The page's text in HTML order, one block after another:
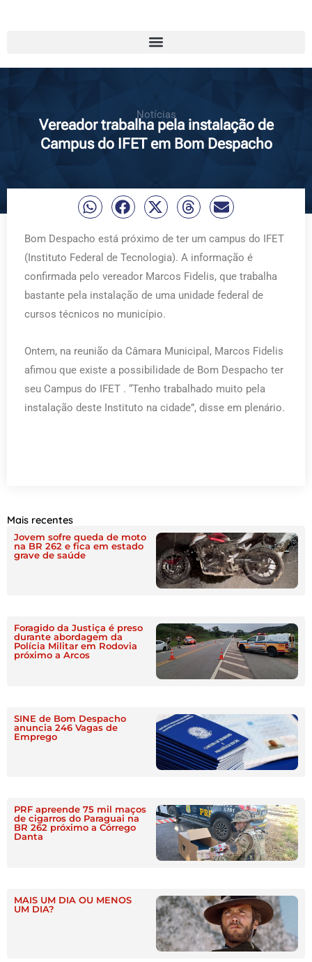
Notícias
Vereador trabalha pela instalação de
Campus do IFET em Bom Despacho
Bom Despacho está próximo de ter um campus do IFET
(Instituto Federal de Tecnologia). A informação é
confirmada pelo vereador Marcos Fidelis, que trabalha
bastante pela instalação de uma unidade federal de
cursos técnicos no município.
Ontem, na reunião da Câmara Municipal, Marcos Fidelis
afimou que existe a possibilidade de Bom Despacho ter
seu Campus do IFET . “Tenho trabalhado muito pela
instalação deste Instituto na cidade”, disse em plenário.
Mais recentes
Jovem sofre queda de moto
na BR 262 e fica em estado
grave de saúde
Foragido da Justiça é preso
durante abordagem da
Polícia Militar em Rodovia
próximo a Arcos
SINE de Bom Despacho
anuncia 246 Vagas de
Emprego
PRF apreende 75 mil maços
de cigarros do Paraguai na
BR 262 próximo a Córrego
Danta
MAIS UM DIA OU MENOS
UM DIA?